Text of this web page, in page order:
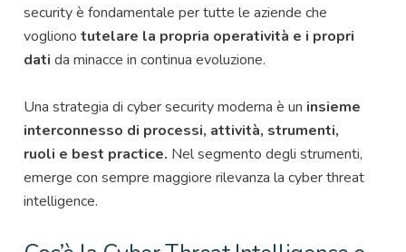
security è fondamentale per tutte le aziende che
vogliono tutelare la propria operatività e i propri
dati da minacce in continua evoluzione.
Una strategia di cyber security moderna è un insieme
interconnesso di processi, attività, strumenti,
ruoli e best practice. Nel segmento degli strumenti,
emerge con sempre maggiore rilevanza la cyber threat
intelligence.